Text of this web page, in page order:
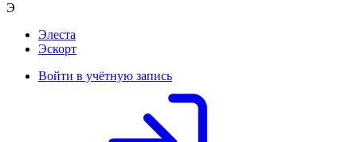
Э
Элеста
Эскорт
Войти в учётную запись